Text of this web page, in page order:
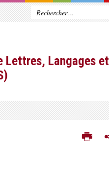
Lettres, Langages et